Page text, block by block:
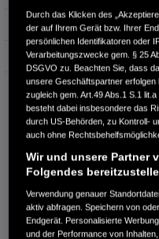
Erstzulassung
Bauart
AUTOHAUS MÜLLER GMBH
Im Katzentach 10
76275 Ettlingen
RUFEN SIE UNS AN:
+497243-91050
Route planen
Händlerbestand anzeigen
Durch das Klicken des
der auf Ihrem Gerät bzw. Ihrer
persönlichen Identifikatoren oder
Verarbeitungszwecke gem. § 25
DSGVO zu. Beachten Sie, dass
unsere Geschäftspartner erfolgen
zugleich gem. Art.49 Abs.1 S.1
besteht dabei insbesondere das
durch US-Behörden, zu Kontroll-
auch ohne
Wir und unsere Partner
Folgendes
Verwendung genauer
aktiv abfragen. Speichern von
Endgerät. Personalisierte
und der Performance von